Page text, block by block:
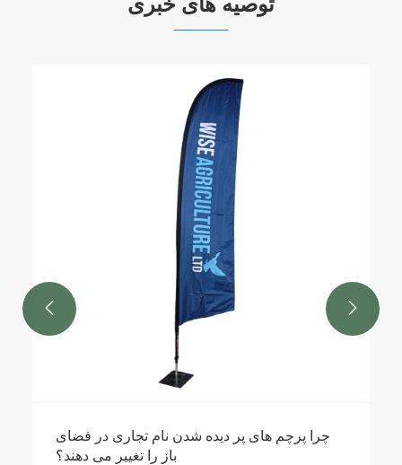
چرا پرچم های پر دیده شدن نام تجاری در فضای
باز را تغییر می دهند؟
 